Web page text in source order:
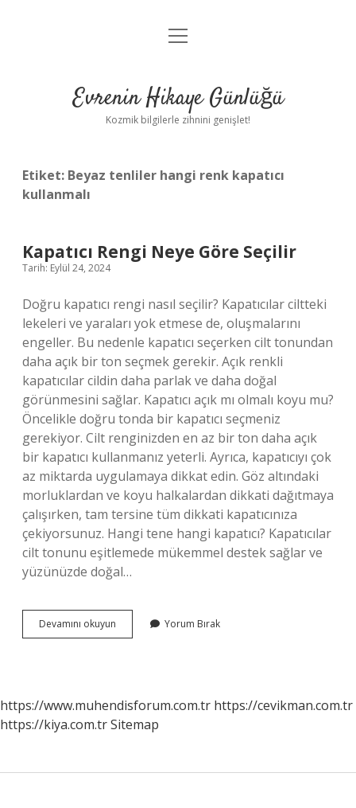
Anasayfa
Yasal Uyarı
menüyü
Evrenin Hikaye Günlüğü
Kozmik bilgilerle zihnini genişlet!
Etiket: Beyaz tenliler hangi renk kapatıcı
kullanmalı
Kapatıcı Rengi Neye Göre Seçilir
Tarih: Eylül 24, 2024
Doğru kapatıcı rengi nasıl seçilir? Kapatıcılar ciltteki
lekeleri ve yaraları yok etmese de, oluşmalarını
engeller. Bu nedenle kapatıcı seçerken cilt tonundan
daha açık bir ton seçmek gerekir. Açık renkli
kapatıcılar cildin daha parlak ve daha doğal
görünmesini sağlar. Kapatıcı açık mı olmalı koyu mu?
Öncelikle doğru tonda bir kapatıcı seçmeniz
gerekiyor. Cilt renginizden en az bir ton daha açık
bir kapatıcı kullanmanız yeterli. Ayrıca, kapatıcıyı çok
az miktarda uygulamaya dikkat edin. Göz altındaki
morluklardan ve koyu halkalardan dikkati dağıtmaya
çalışırken, tam tersine tüm dikkati kapatıcınıza
çekiyorsunuz. Hangi tene hangi kapatıcı? Kapatıcılar
cilt tonunu eşitlemede mükemmel destek sağlar ve
yüzünüzde doğal…
Devamını okuyun Kapatıcı
Rengi
Yorum Bırak
https://www.muhendisforum.com.tr https://cevikman.com.tr
https://kiya.com.trSitemap